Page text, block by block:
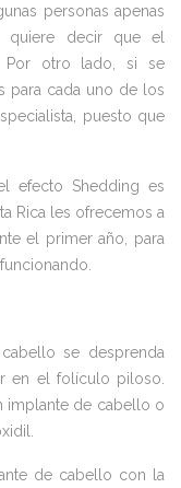
personas apenas
quiere decir que el
Por otro lado, si se
para cada uno de los
puesto que
efecto Shedding es
Rica les ofrecemos a
el primer año, para
se desprenda
en el folículo piloso.
implante de cabello o
de cabello con la